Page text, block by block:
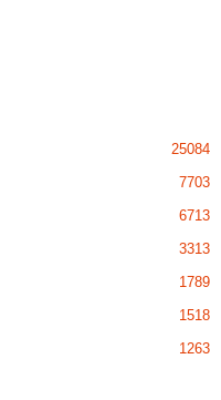
25084
7703
6713
3313
1789
1518
1263